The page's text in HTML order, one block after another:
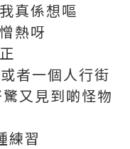
真係想嘔
熱呀
者一個人行街
又見到啲怪物
習